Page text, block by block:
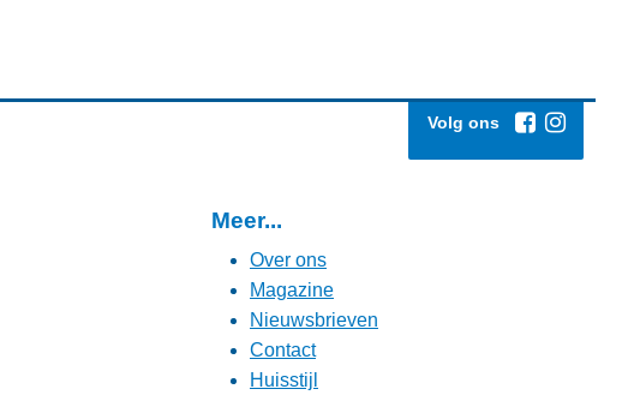
Volg ons
Meer...
Over ons
Magazine
Nieuwsbrieven
Contact
Huisstijl